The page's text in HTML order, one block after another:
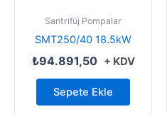
Santrifüj Pompalar
SMT250/40 18.5kW
₺94.891,50 + KDV
Sepete Ekle